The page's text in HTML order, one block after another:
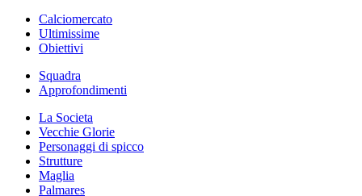
Calciomercato
Ultimissime
Obiettivi
Squadra
Approfondimenti
La Societa
Vecchie Glorie
Personaggi di spicco
Strutture
Maglia
Palmares